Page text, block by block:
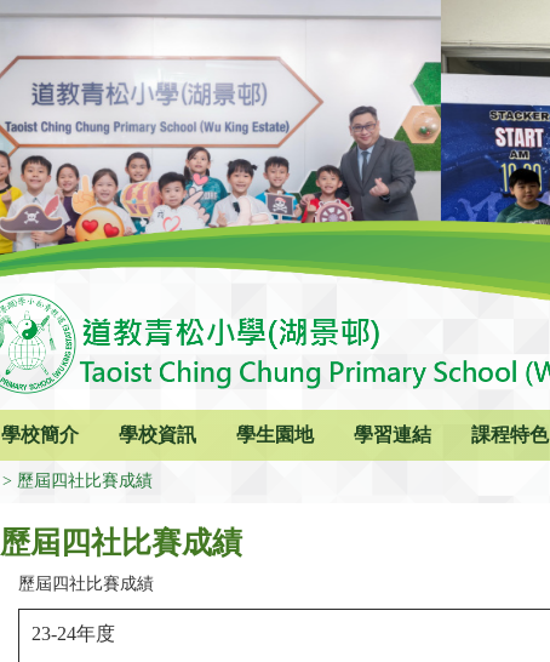
學校簡介 學校資訊 學生園地 學習連結 課程特色
歷屆四社比賽成績
歷屆四社比賽成績
歷屆四社比賽成績
23-24年度